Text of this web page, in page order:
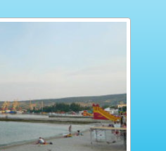
Ялта, Крым фото
Света, Крым